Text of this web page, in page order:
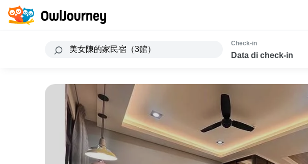
Check-in
Data di check-in